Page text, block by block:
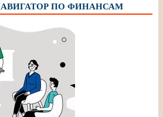
ПО ФИНАНСАМ